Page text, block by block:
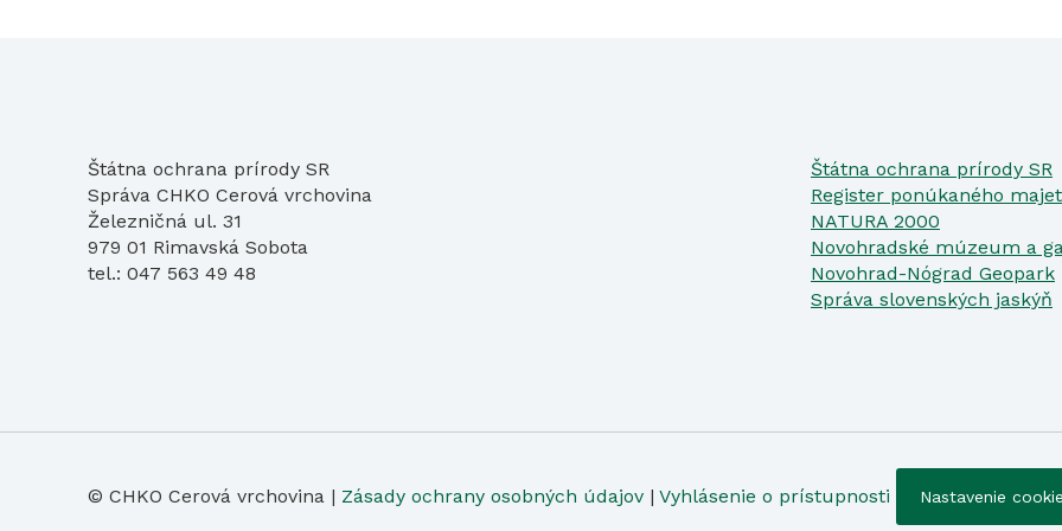
Štátna ochrana prírody SR
Správa CHKO Cerová vrchovina
Železničná ul. 31
979 01 Rimavská Sobota
tel.: 047 563 49 48
Štátna ochrana prírody SR
Register ponúkaného
NATURA 2000
Novohradské múzeum a
Novohrad-Nógrad Geopark
Správa slovenských jaskýň
© CHKO Cerová vrchovina | Zásady ochrany osobných údajov | Vyhlásenie o prístupnosti Nastavenie